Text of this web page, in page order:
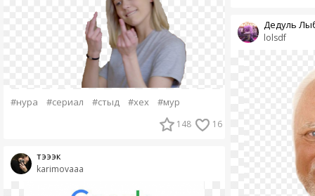
#нура #сериал #стыд #хех #мур
148 16
karimovaaa
тэээк
lolsdf
Дедуль